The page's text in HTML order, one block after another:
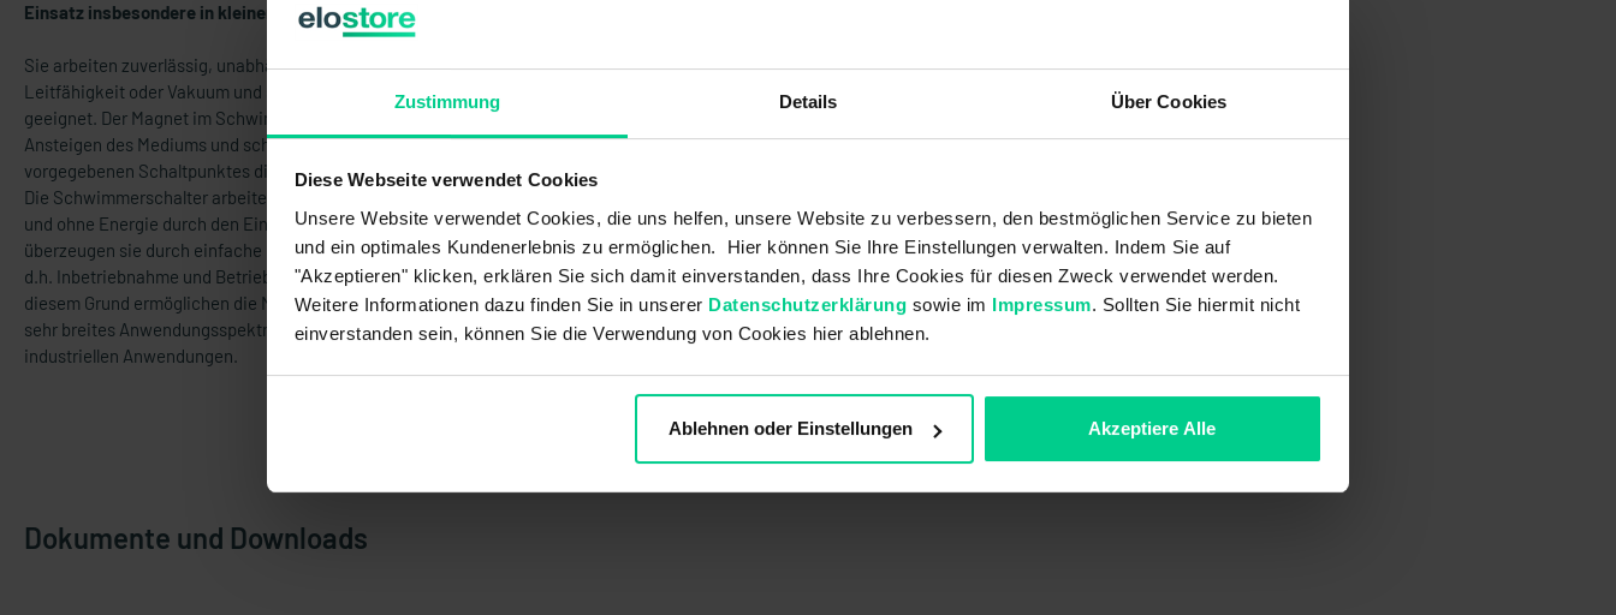
Zustimmung Details Über Cookies
Diese Webseite verwendet Cookies
Unsere Website verwendet Cookies, die uns helfen, unsere Website zu verbessern, den bestmöglichen Service zu bieten
und ein optimales Kundenerlebnis zu ermöglichen. Hier können Sie Ihre Einstellungen verwalten. Indem Sie auf
"Akzeptieren" klicken, erklären Sie sich damit einverstanden, dass Ihre Cookies für diesen Zweck verwendet werden.
Weitere Informationen dazu finden Sie in unserer Datenschutzerklärung sowie im Impressum. Sollten Sie hiermit nicht
einverstanden sein, können Sie die Verwendung von Cookies hier ablehnen.
Ablehnen oder Einstellungen Akzeptiere Alle
Einsatz insbesondere in kleinen Behältern.
Sie arbeiten zuverlässig, unabhängig von Schaumbildung,
Leitfähigkeit oder Vakuum und sind für nahezu alle Medien
geeignet. Der Magnet im Schwimmerkörper bewirkt beim
Ansteigen des Mediums und schließlich beim Erreichen eines
vorgegebenen Schaltpunktes die Betätigung des Reedkontakts.
Die Schwimmerschalter arbeiten berührungslos, verschleißfrei
und ohne Energie durch den Einsatz von Reedkontakten. Zudem
überzeugen sie durch einfache Montage und sind wartungsfrei,
d.h. Inbetriebnahme und Betriebskosten sind minimal. Aus
diesem Grund ermöglichen die Miniaturschwimmerschalter ein
sehr breites Anwendungsspektrum von unterschiedlichsten
industriellen Anwendungen.
Reedkontakte mit hoher Schaltleistung
Dokumente und Downloads